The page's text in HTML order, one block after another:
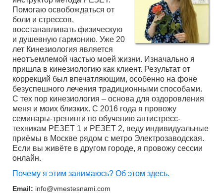
Помогаю освобождаться от
боли и стрессов,
восстанавливать физическую
и душевную гармонию. Уже 20
лет Кинезиология является
неотъемлемой частью моей жизни. Изначально я
пришла в кинезиологию как клиент. Результат от
коррекций был впечатляющим, особенно на фоне
безуспешного лечения традиционными способами.
С тех пор кинезиология – основа для оздоровления
меня и моих близких. С 2016 года я провожу
семинары-тренинги по обучению антистресс-
техникам РЕЗЕТ 1 и РЕЗЕТ 2, веду индивидуальные
приёмы в Москве рядом с метро Электрозаводская.
Если вы живёте в другом городе, я провожу сессии
онлайн.
Почему я этим занимаюсь? Об этом здесь.
Email: info@vmestesnami.com